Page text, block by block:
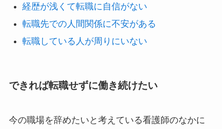
経歴が浅くて転職に自信がない
転職先での人間関係に不安がある
転職している人が周りにいない
できれば転職せずに働き続けたい
今の職場を辞めたいと考えている看護師のなかに